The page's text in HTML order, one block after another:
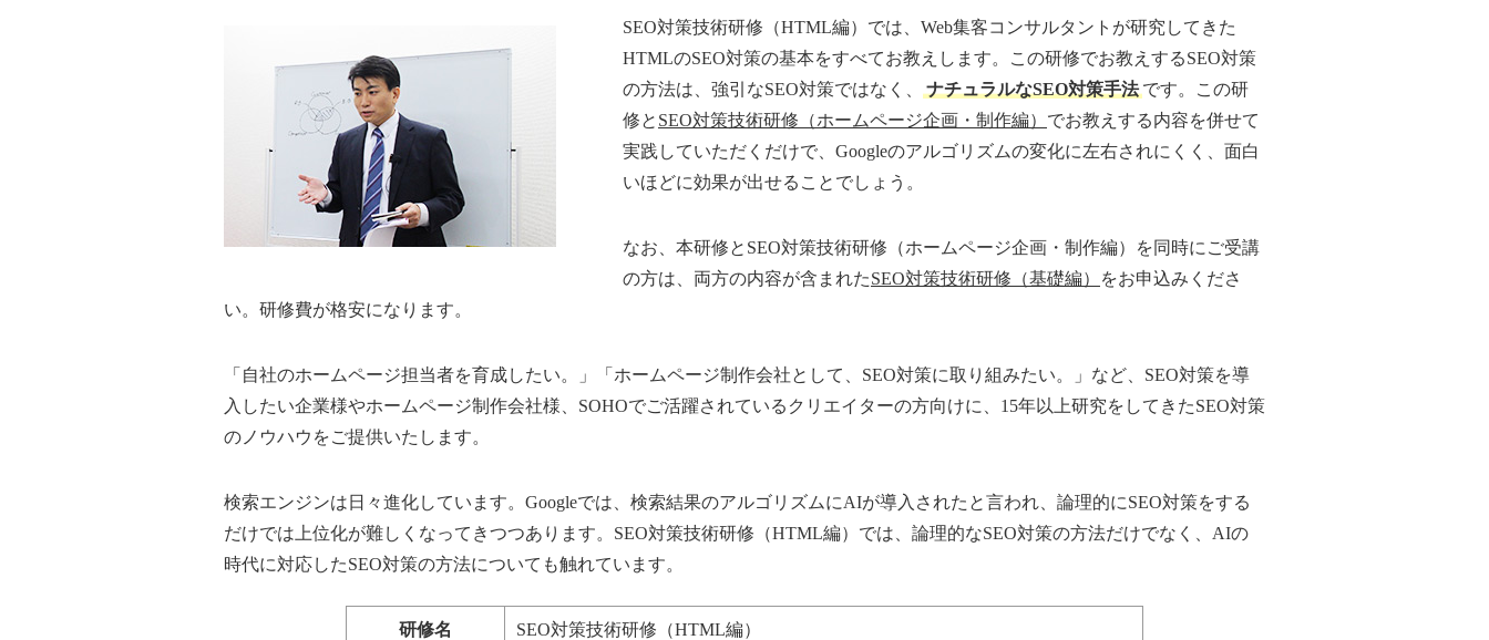
SEO対策技術研修（HTML編）では、Web集客コンサルタントが研究してきた
HTMLのSEO対策の基本をすべてお教えします。この研修でお教えするSEO対策
の方法は、強引なSEO対策ではなく、
ナチュラルなSEO対策手法 です。この研
修と SEO対策技術研修（ホームページ企画・制作編） でお教えする内容を併せて
実践していただくだけで、Googleのアルゴリズムの変化に左右されにくく、面白
いほどに効果が出せることでしょう。
なお、本研修とSEO対策技術研修（ホームページ企画・制作編）を同時にご受講
の方は、両方の内容が含まれたSEO対策技術研修（基礎編）
をお申込みくださ
い。研修費が格安になります。
「自社のホームページ担当者を育成したい。」「ホームページ制作会社として、SEO対策に取り組みたい。」など、SEO対策を導
入したい企業様やホームページ制作会社様、SOHOでご活躍されているクリエイターの方向けに、15年以上研究をしてきたSEO対策
のノウハウをご提供いたします。
検索エンジンは日々進化しています。Googleでは、検索結果のアルゴリズムにAIが導入されたと言われ、論理的にSEO対策をする
だけでは上位化が難しくなってきつつあります。SEO対策技術研修（HTML編）では、論理的なSEO対策の方法だけでなく、AIの
時代に対応したSEO対策の方法についても触れています。
研修名 SEO対策技術研修（HTML編）